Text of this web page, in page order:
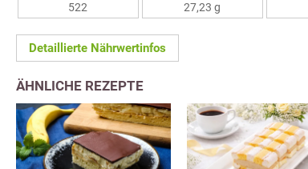
522
27,23 g
Detaillierte Nährwertinfos
ÄHNLICHE REZEPTE